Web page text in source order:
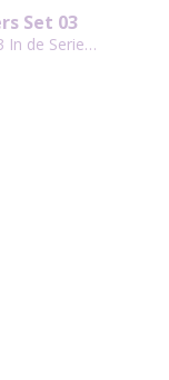
Set 03
In de Serie…